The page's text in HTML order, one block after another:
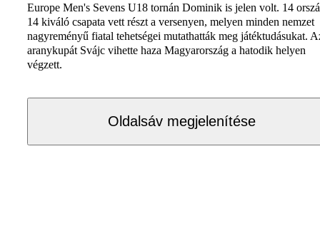
Europe Men's Sevens U18 tornán Dominik is jelen volt. 14
14 kiváló csapata vett részt a versenyen, melyen minden nemzet
nagyreményű fiatal tehetségei mutathatták meg játéktudásukat.
aranykupát Svájc vihette haza Magyarország a hatodik helyen
végzett.
Oldalsáv megjelenítése